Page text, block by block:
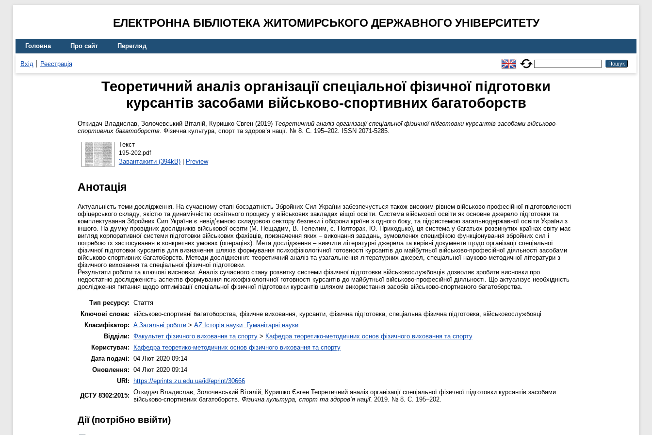
ЕЛЕКТРОННА БІБЛІОТЕКА ЖИТОМИРСЬКОГО ДЕРЖАВНОГО УНІВЕРСИТЕТУ
Головна Про сайт Перегляд
Вхід Реєстрація
Теоретичний аналіз організації спеціальної фізичної підготовки
курсантів засобами військово-спортивних багатоборств
Откидач Владислав, Золочевський Віталій, Куришко Євген (2019) Теоретичний аналіз організації спеціальної фізичної підготовки курсантів засобами військово-
спортивних багатоборств. Фізична культура, спорт та здоров’я нації. № 8. С. 195–202. ISSN 2071-5285.
Текст
195-202.pdf
Завантажити (394kB)| Preview
Анотація
Актуальність теми дослідження. На сучасному етапі боєздатність Збройних Сил України забезпечується також високим рівнем військово-професійної підготовленості
офіцерського складу, якістю та динамічністю освітнього процесу у військових закладах віщої освіти. Система військової освіти як основне джерело підготовки та
комплектування Збройних Сил України є невід’ємною складовою сектору безпеки і оборони країни з одного боку, та підсистемою загальнодержавної освіти України з
іншого. На думку провідних дослідників військової освіти (М. Нещадим, В. Телелим, с. Полторак, Ю. Приходько), ця система у багатьох розвинутих країнах світу має
вигляд корпоративної системи підготовки військових фахівців, призначення яких – виконання завдань, зумовлених специфікою функціонування збройних сил і
потребою їх застосування в конкретних умовах (операціях). Мета дослідження – вивчити літературні джерела та керівні документи щодо організації спеціальної
фізичної підготовки курсантів для визначення шляхів формування психофізіологічної готовності курсантів до майбутньої військово-професійної діяльності засобами
військово-спортивних багатоборств. Методи дослідження: теоретичний аналіз та узагальнення літературних джерел, спеціальної науково-методичної літератури з
фізичного виховання та спеціальної фізичної підготовки.
Результати роботи та ключові висновки. Аналіз сучасного стану розвитку системи фізичної підготовки військовослужбовців дозволяє зробити висновки про
недостатню дослідженість аспектів формування психофізіологічної готовності курсантів до майбутньої військово-професійної діяльності. Що актуалізує необхідність
дослідження питання щодо оптимізації спеціальної фізичної підготовки курсантів шляхом використання засобів військово-спортивного багатоборства.
Тип ресурсу: Стаття
Ключові слова: військово-спортивні багатоборства, фізичне виховання, курсанти, фізична підготовка, спеціальна фізична підготовка, військовослужбовці
Класифікатор: A Загальні роботи > AZ Історія науки. Гуманітарні науки
Відділи: Факультет фізичного виховання та спорту > Кафедра теоретико-методичних основ фізичного виховання та спорту
Користувач:
Кафедра теоретико-методичних основ фізичного виховання та спорту
Дата подачі: 04 Лют 2020 09:14
Оновлення: 04 Лют 2020 09:14
URI: https://eprints.zu.edu.ua/id/eprint/30666
ДСТУ 8302:2015: Откидач Владислав Золочевський Віталій Куришко Євген Теоретичний аналіз організації спеціальної фізичної підготовки курсантів засобами
військово-спортивних багатоборств. Фізична культура, спорт та здоров’я нації. 2019. № 8. С. 195–202.
Дії ​​(потрібно ввійти)